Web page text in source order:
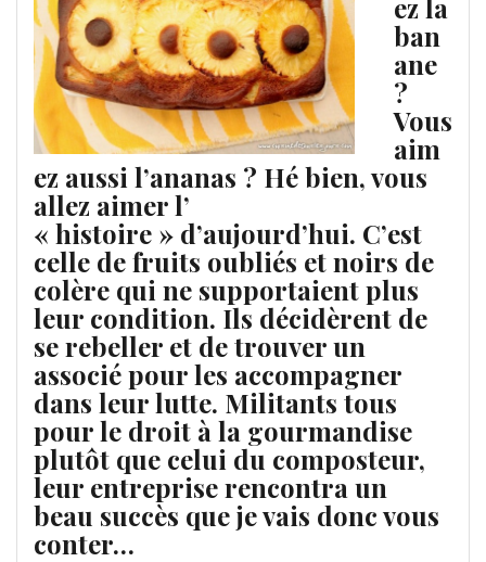
ez la
ban
ane
?
Vous
aim
ez aussi l’ananas ? Hé bien, vous
allez aimer l’
« histoire » d’aujourd’hui. C’est
celle de fruits oubliés et noirs de
colère qui ne supportaient plus
leur condition. Ils décidèrent de
se rebeller et de trouver un
associé pour les accompagner
dans leur lutte. Militants tous
pour le droit à la gourmandise
plutôt que celui du composteur,
leur entreprise rencontra un
beau succès que je vais donc vous
conter…